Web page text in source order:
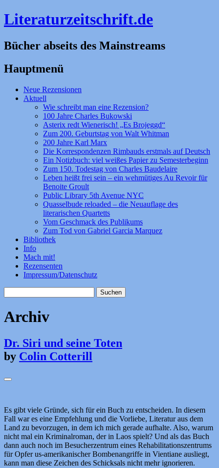
Literaturzeitschrift.de
Bücher abseits des Mainstreams
Hauptmenü
Zum
Inhalt
Neue Rezensionen
Aktuell
Wie schreibt man eine Rezension?
100 Jahre Charles Bukowski
Asterix redt Wienerisch! „Es Brojeggd“
Zum 200. Geburtstag von Walt Whitman
200 Jahre Karl Marx
Die Korrespondenzen Rimbauds erstmals auf Deutsch
Ein Notizbuch: viel weißes Papier zu Semesterbeginn
Zum 150. Todestag von Charles Baudelaire
Leben heißt frei sein – ein wehmütiges Au Revoir für
Benoite Groult
Public Library 5th Avenue NYC
Quasselbude reloaded – die Neuauflage des
literarischen Quartetts
Vom Geschmack des Publikums
Zum Tod von Gabriel Garcia Marquez
Bibliothek
Info
Mach mit!
Rezensenten
Impressum/Datenschutz
nach:
Archiv
Dr. Siri und seine Toten
by Colin Cotterill
Es gibt viele Gründe, sich für ein Buch zu entscheiden. In diesem
Fall war es eine Empfehlung und die Vorliebe, Literatur aus dem
Land zu bevorzugen, in dem ich mich gerade aufhalte. Also, warum
nicht mal ein Kriminalroman, der in Laos spielt? Und als das Buch
dann auch noch im Besucherzentrum eines Rehabilitationszentrums
für Opfer us-amerikanischer Bombenangriffe in Vientiane ausliegt,
kann man diese Zeichen des Schicksals nicht mehr ignorieren.